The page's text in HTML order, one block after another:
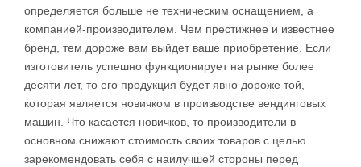
определяется больше не техническим оснащением, а
компанией-производителем. Чем престижнее и известнее
бренд, тем дороже вам выйдет ваше приобретение. Если
изготовитель успешно функционирует на рынке более
десяти лет, то его продукция будет явно дороже той,
которая является новичком в производстве вендинговых
машин. Что касается новичков, то производители в
основном снижают стоимость своих товаров с целью
зарекомендовать себя с наилучшей стороны перед